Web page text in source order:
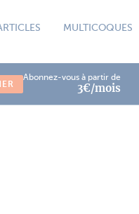
MULTICOQUES
Abonnez-vous à partir de
3€/mois